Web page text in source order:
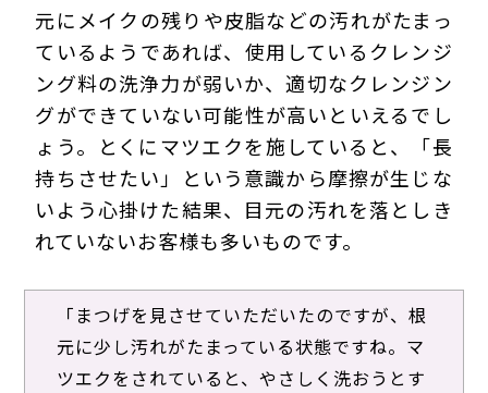
元にメイクの残りや皮脂などの汚れがたまっ
ているようであれば、使用しているクレンジ
ング料の洗浄力が弱いか、適切なクレンジン
グができていない可能性が高いといえるでし
ょう。とくにマツエクを施していると、「長
持ちさせたい」という意識から摩擦が生じな
いよう心掛けた結果、目元の汚れを落としき
れていないお客様も多いものです。
「まつげを見させていただいたのですが、根
元に少し汚れがたまっている状態ですね。マ
ツエクをされていると、やさしく洗おうとす